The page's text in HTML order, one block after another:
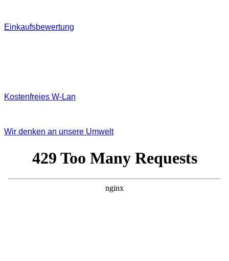
Einkaufsbewertung
Kostenfreies W‐Lan
Wir denken an unsere Umwelt